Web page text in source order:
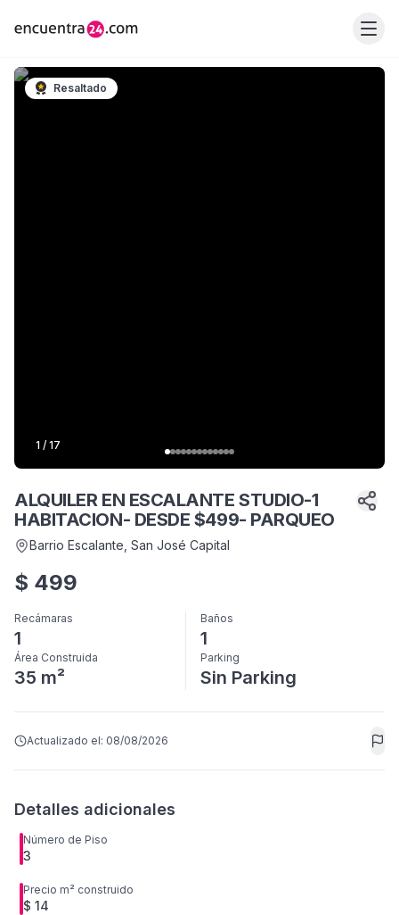
Resaltado
1 / 17
ALQUILER EN ESCALANTE STUDIO-1
HABITACION- DESDE $499- PARQUEO
Barrio Escalante , San José Capital
$ 499
Recámaras
1
Baños
1
Área Construida
35 m²
Parking
Sin Parking
Actualizado el: 08/08/2026
Detalles adicionales
Número de Piso
3
Precio m² construido
$ 14